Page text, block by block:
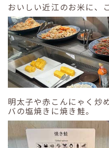
おいしい近江のお米に、
明太子や赤こんにゃく炒
バの塩焼きに焼き鮭。